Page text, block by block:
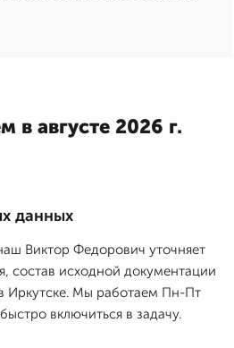
в августе 2026 г.
данных
Виктор Федорович уточняет
состав исходной документации
Иркутске. Мы работаем Пн-Пт
включиться в задачу.